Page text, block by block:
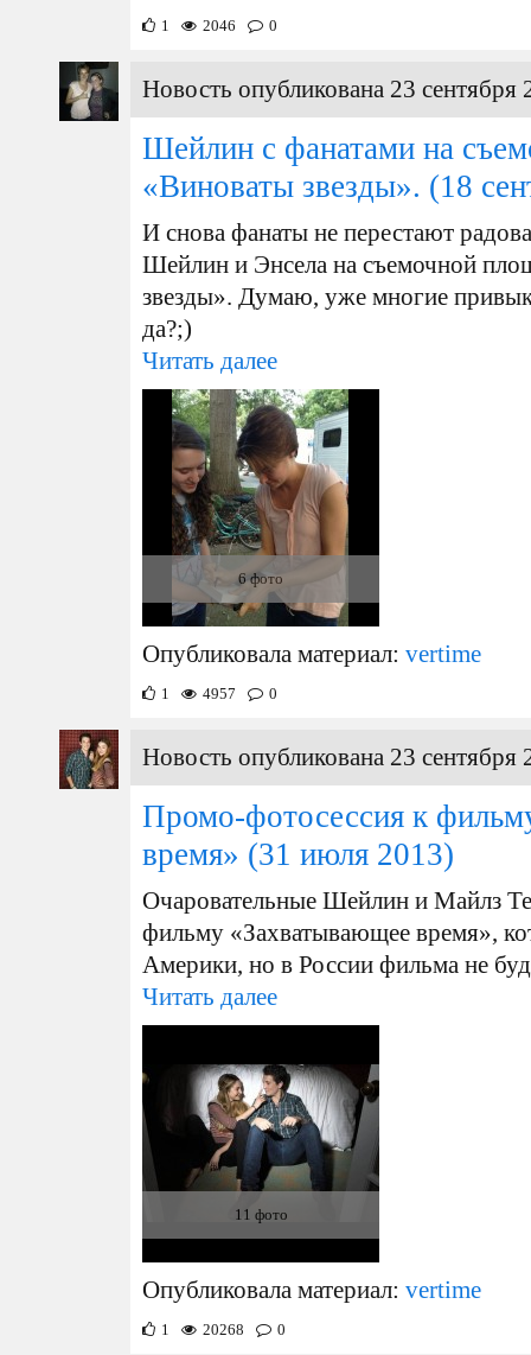
1 2046 0
Новость опубликована 23 сентября
Шейлин с фанатами на
«Виноваты звезды». (18
И снова фанаты не перестают
Шейлин и Энсела на съемочной
звезды». Думаю, уже многие
да?;)
Читать далее
6 фото
Опубликовала материал: vertime
1 4957 0
Новость опубликована 23 сентября
Промо-фотосессия к
время» (31 июля 2013)
Очаровательные Шейлин и Майлз
фильму «Захватывающее время»,
Америки, но в России фильма не
Читать далее
11 фото
Опубликовала материал: vertime
1 20268 0